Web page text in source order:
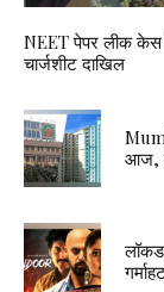
NEET पेपर लीक
चार्जशीट दाखिल
आज,